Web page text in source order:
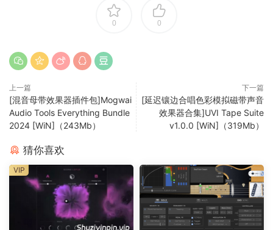
0 0
上一篇
[混音母带效果器插件包]Mogwai
Audio Tools Everything Bundle
2024 [WiN]（243Mb）
下一篇
[延迟镶边合唱色彩模拟磁带声音
效果器合集]UVI Tape Suite
v1.0.0 [WiN]（319Mb）
猜你喜欢
VIP